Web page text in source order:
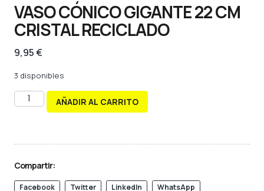
VASO CÓNICO GIGANTE 22 CM
CRISTAL RECICLADO
9,95€
3 disponibles
AÑADIR AL CARRITO
Compartir:
Facebook Twitter LinkedIn WhatsApp